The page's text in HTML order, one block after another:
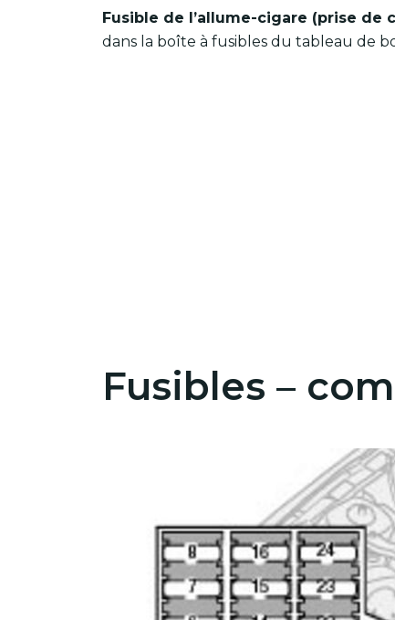
Fusible de l’allume-cigare (prise de
dans la boîte à fusibles du tableau de
Fusibles –